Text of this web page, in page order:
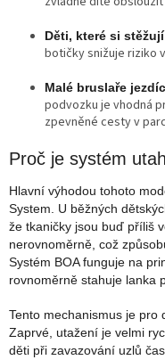
Děti, které si
botičky snižuje riziko
Malé bruslaře
podvozku je vhodná
zpevněné cesty v
Proč je systém
Hlavní výhodou tohoto
System. U běžných
že tkaničky jsou buď příliš
nerovnoměrně, což
Systém BOA funguje na
rovnoměrně stahuje lanka
Tento mechanismus je pro
Zaprvé, utažení je velmi
děti při zavazování uzlů